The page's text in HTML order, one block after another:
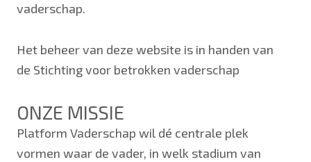
vaderschap.
Het beheer van deze website is in handen van
de Stichting voor betrokken vaderschap
ONZE MISSIE
Platform Vaderschap wil dé centrale plek
vormen waar de vader, in welk stadium van